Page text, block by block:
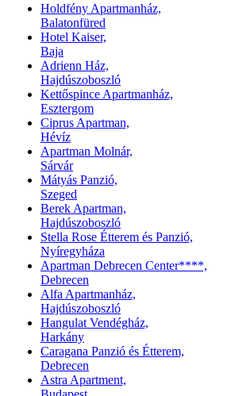
Holdfény Apartmanház,
Balatonfüred
Hotel Kaiser,
Baja
Adrienn Ház,
Hajdúszoboszló
Kettőspince Apartmanház,
Esztergom
Ciprus Apartman,
Hévíz
Apartman Molnár,
Sárvár
Mátyás Panzió,
Szeged
Berek Apartman,
Hajdúszoboszló
Stella Rose Étterem és Panzió,
Nyíregyháza
Apartman Debrecen Center****,
Debrecen
Alfa Apartmanház,
Hajdúszoboszló
Hangulat Vendégház,
Harkány
Caragana Panzió és Étterem,
Debrecen
Astra Apartment,